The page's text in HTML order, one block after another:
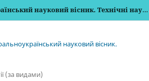
Центральноукраїнський науковий вісник. Технічні науки
науковий вісник.
(за видами)